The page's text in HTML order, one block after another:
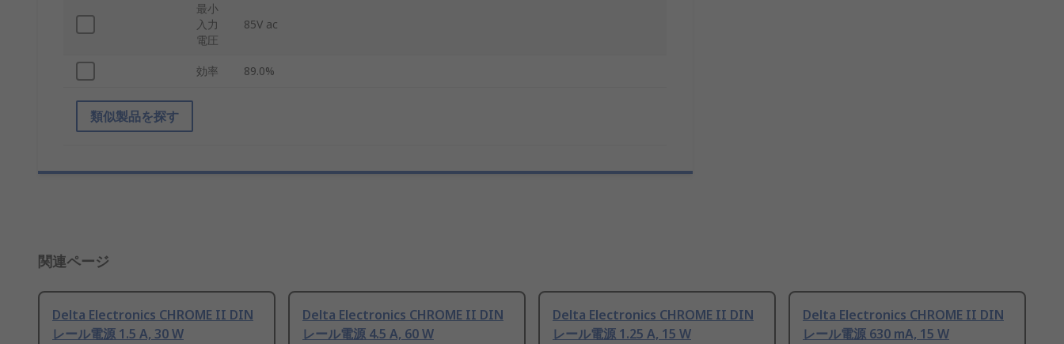
最小
入力
電圧
85V ac
効率 89.0%
類似製品を探す
関連ページ
Delta Electronics CHROME II DIN
レール電源 1.5 A, 30 W
Delta Electronics CHROME II DIN
レール電源 4.5 A, 60 W
Delta Electronics CHROME II DIN
レール電源 1.25 A, 15 W
Delta Electronics CHROME II DIN
レール電源 630 mA, 15 W